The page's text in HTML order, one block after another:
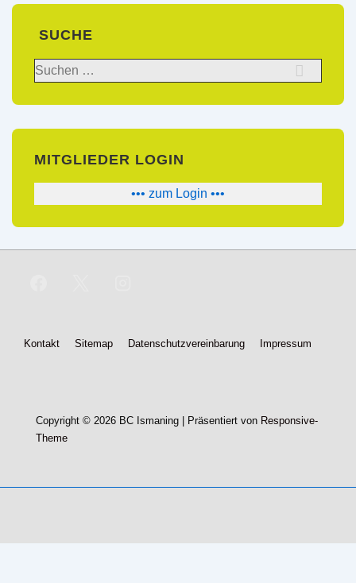
SUCHE
Suchen
nach:
MITGLIEDER LOGIN
••• zum Login •••
Footer-
Kontakt Sitemap Datenschutzvereinbarung Impressum
Copyright © 2026 BC Ismaning | Präsentiert von Responsive-
Theme